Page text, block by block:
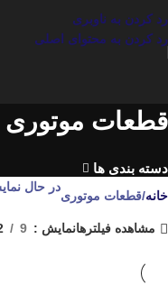
رد کردن به ناوبری
رد کردن به محتوای اصلی
قطعات موتوری
دسته بندی ها
خانه قطعات موتوری
در حال
مشاهده فیلترهانمایش 9